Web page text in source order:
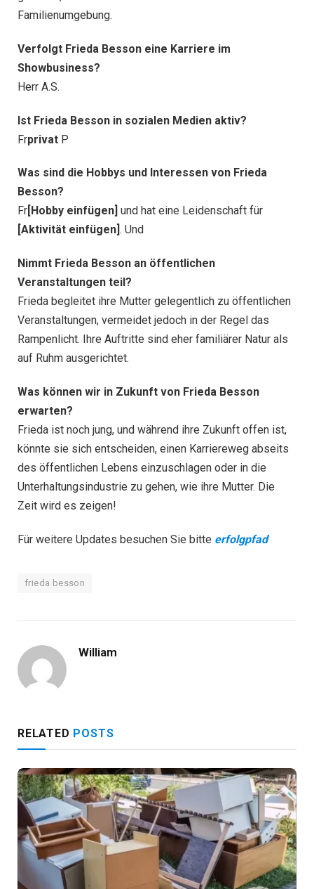
Familienumgebung.
Verfolgt Frieda Besson eine Karriere im
Showbusiness?
Herr A.S.
Ist Frieda Besson in sozialen Medien aktiv?
Frprivat P
Was sind die Hobbys und Interessen von Frieda
Besson?
Fr [Hobby einfügen] und hat eine Leidenschaft für
[Aktivität einfügen] . Und
Nimmt Frieda Besson an öffentlichen
Veranstaltungen teil?
Frieda begleitet ihre Mutter gelegentlich zu öffentlichen
Veranstaltungen, vermeidet jedoch in der Regel das
Rampenlicht. Ihre Auftritte sind eher familiärer Natur als
auf Ruhm ausgerichtet.
Was können wir in Zukunft von Frieda Besson
erwarten?
Frieda ist noch jung, und während ihre Zukunft offen ist,
könnte sie sich entscheiden, einen Karriereweg abseits
des öffentlichen Lebens einzuschlagen oder in die
Unterhaltungsindustrie zu gehen, wie ihre Mutter. Die
Zeit wird es zeigen!
Für weitere Updates besuchen Sie bitte erfolgpfad
frieda besson
William
RELATED POSTS